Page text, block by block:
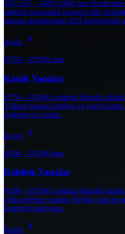
265×265 – 2400×2400 mm
elektrik kumandalı karesel çelik
sulama sistemlerinde DSİ projelerinde
İncele
Ø750 – Ø3500 mm
Konik Vanalar
Ø750 – Ø3500 çaplarda hidrolik
Yüksek basınçlı tahliye ve enerji
endüstriyel çözüm.
İncele
Ø300 – Ø3500 mm
Kelebek Vanalar
Ø300 – Ø3500 çaplarda hidrolik
çelik kelebek vanalar. Büyük çaplı boru
kontrol fonksiyonu.
İncele